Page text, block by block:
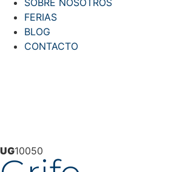
FERIAS
BLOG
CONTACTO
UG10050